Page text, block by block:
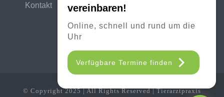
vereinbaren!
Online, schnell und rund um die
Uhr
Verfügbare Termine finden
Kontakt
© Copyright 2025 | All Rights Reserved | Tierarztpraxis